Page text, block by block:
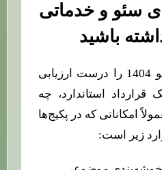
سئو و خدماتی
باشید
اگر بخواهیم قیمت سئو 1404 را درست ارزیابی
قرارداد استاندارد، چه
امکاناتی که در پکیج‌ها
زیر است: